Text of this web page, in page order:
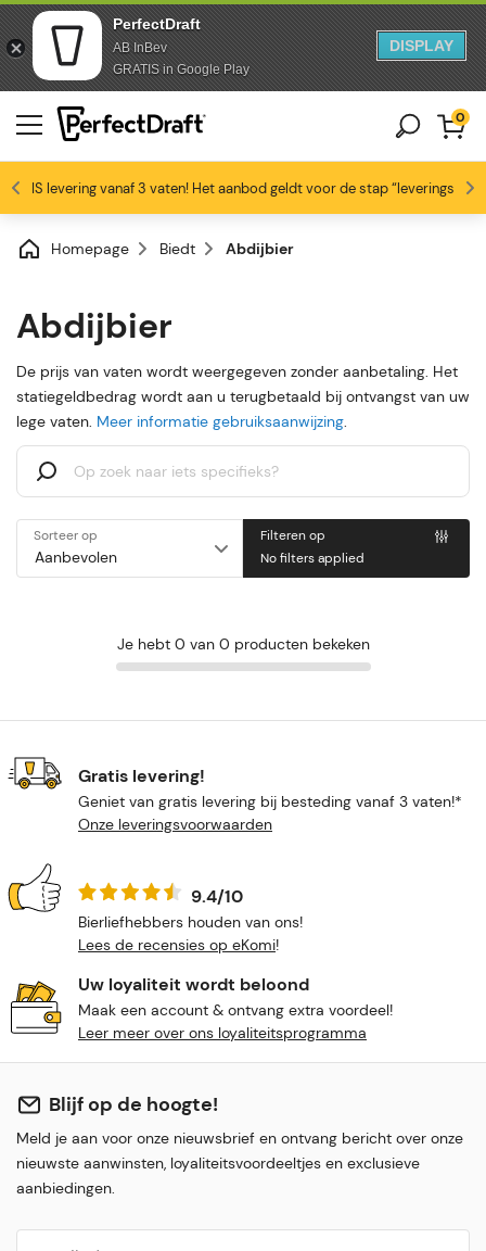
PerfectDraft
AB InBev
GRATIS in Google Play
DISPLAY
Doorgaan naar artikel
Overslaan naar voettekst
levering vanaf 3 vaten! Het aanbod geldt voor de stap “leveringswijze
Gratis levering
Profiteer van -10% vanaf 3 vaten!
Bierliefhebbers zijn dol op ons 4.6/5
0
Homepage Biedt Abdijbier
Abdijbier
De prijs van vaten wordt weergegeven zonder aanbetaling. Het
statiegeldbedrag wordt aan u terugbetaald bij ontvangst van uw
lege vaten. Meer informatie gebruiksaanwijzing.
Sorteer op
Filteren op
No filters applied
Je hebt 0 van 0 producten bekeken
Gratis levering!
Geniet van gratis levering bij besteding vanaf 3 vaten!*
Onze leveringsvoorwaarden
9.4/10
Bierliefhebbers houden van ons!
Lees de recensies op eKomi!
Uw loyaliteit wordt beloond
Maak een account & ontvang extra voordeel!
Leer meer over ons loyaliteitsprogramma
Blijf op de hoogte!
Meld je aan voor onze nieuwsbrief en ontvang bericht over onze
nieuwste aanwinsten, loyaliteitsvoordeeltjes en exclusieve
aanbiedingen.